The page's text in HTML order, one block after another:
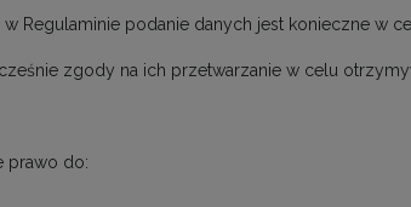
Regulaminie podanie danych jest konieczne w
zgody na ich przetwarzanie w celu
prawo do: